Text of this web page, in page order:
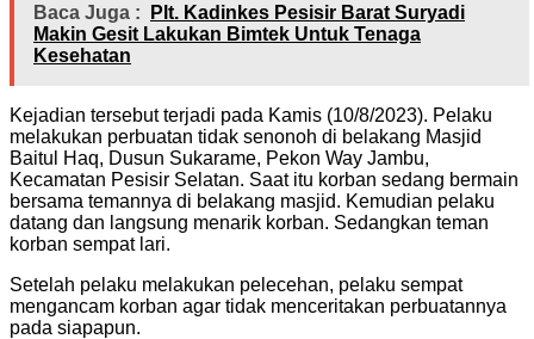
Baca Juga :
Plt. Kadinkes Pesisir Barat Suryadi
Makin Gesit Lakukan Bimtek Untuk Tenaga
Kesehatan
Kejadian tersebut terjadi pada Kamis (10/8/2023). Pelaku
melakukan perbuatan tidak senonoh di belakang Masjid
Baitul Haq, Dusun Sukarame, Pekon Way Jambu,
Kecamatan Pesisir Selatan. Saat itu korban sedang bermain
bersama temannya di belakang masjid. Kemudian pelaku
datang dan langsung menarik korban. Sedangkan teman
korban sempat lari.
Setelah pelaku melakukan pelecehan, pelaku sempat
mengancam korban agar tidak menceritakan perbuatannya
pada siapapun.